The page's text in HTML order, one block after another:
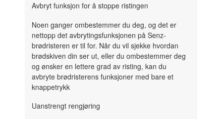
Avbryt funksjon for å stoppe ristingen
Noen ganger ombestemmer du deg, og det er
nettopp det avbrytingsfunksjonen på Senz-
brødristeren er til for. Når du vil sjekke hvordan
brødskiven din ser ut, eller du ombestemmer deg
og ønsker en lettere grad av risting, kan du
avbryte brødristerens funksjoner med bare et
knappetrykk
Uanstrengt rengjøring